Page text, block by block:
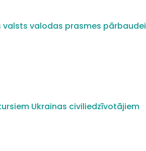
valodas prasmes pārbaudei
Ukrainas civiliedzīvotājiem